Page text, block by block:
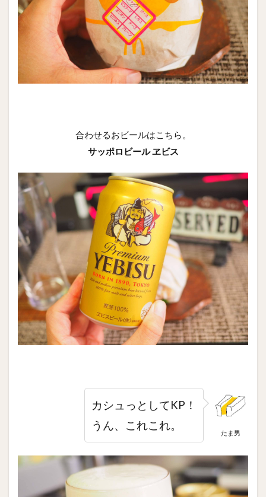
合わせるおビールはこちら。
サッポロビール ヱビス
たま男
カシュっとしてKP！
うん、これこれ。